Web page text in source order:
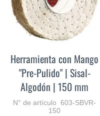
Herramienta con Mango
"Pre-Pulido" | Sisal-
Algodón | 150 mm
N° de artículo 603-SBVR-
150